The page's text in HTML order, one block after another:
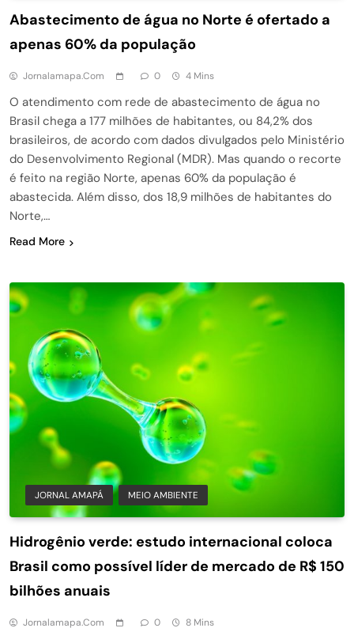
Abastecimento de água no Norte é ofertado a
apenas 60% da população
Jornalamapa.com 0 4 Mins
O atendimento com rede de abastecimento de água no
Brasil chega a 177 milhões de habitantes, ou 84,2% dos
brasileiros, de acordo com dados divulgados pelo Ministério
do Desenvolvimento Regional (MDR). Mas quando o recorte
é feito na região Norte, apenas 60% da população é
abastecida. Além disso, dos 18,9 milhões de habitantes do
Norte,…
Read More
JORNAL AMAPÁ MEIO AMBIENTE
Hidrogênio verde: estudo internacional coloca
Brasil como possível líder de mercado de R$ 150
bilhões anuais
Jornalamapa.com 0 8 Mins